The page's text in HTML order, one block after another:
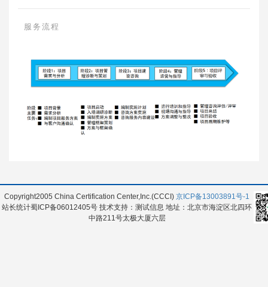
服务流程
Copyright2005 China Certification Center,Inc.(CCCI)京ICP备13003891号-1
站长统计蜀ICP备06012405号 技术支持：测试信息 地址：北京市海淀区北四环
中路211号太极大厦六层